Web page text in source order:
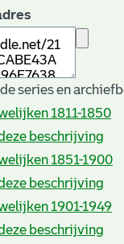
series en
1811-1850
beschrijving
1851-1900
beschrijving
1901-1949
beschrijving